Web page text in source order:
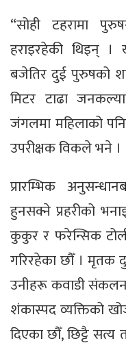
“सोही टहरामा
हराइरहेकी थिइन् ।
बजेतिर दुई पुरुषको
मिटर टाढा
जंगलमा महिलाको
उपरीक्षक विकले भने ।
प्रारम्भिक
हुनसक्ने प्रहरीको
कुकुर र फरेन्सिक
गरिरहेका छौँ । मृतक
उनीहरू कवाडी
शंकास्पद व्यक्तिको
दिएका छौँ, छिट्टै सत्य